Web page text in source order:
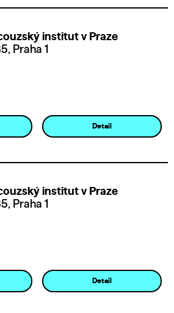
institut v Praze
Praha 1
Detail
institut v Praze
Praha 1
Detail